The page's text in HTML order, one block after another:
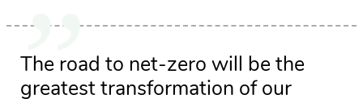
The road to net-zero will be the
greatest transformation of our